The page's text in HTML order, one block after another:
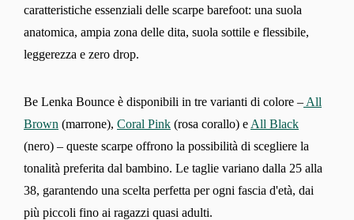
caratteristiche essenziali delle scarpe barefoot: una suola
anatomica, ampia zona delle dita, suola sottile e flessibile,
leggerezza e zero drop.
Be Lenka Bounce è disponibili in tre varianti di colore – All
Brown (marrone), Coral Pink (rosa corallo) e All Black
(nero) – queste scarpe offrono la possibilità di scegliere la
tonalità preferita dal bambino. Le taglie variano dalla 25 alla
38, garantendo una scelta perfetta per ogni fascia d'età, dai
più piccoli fino ai ragazzi quasi adulti.